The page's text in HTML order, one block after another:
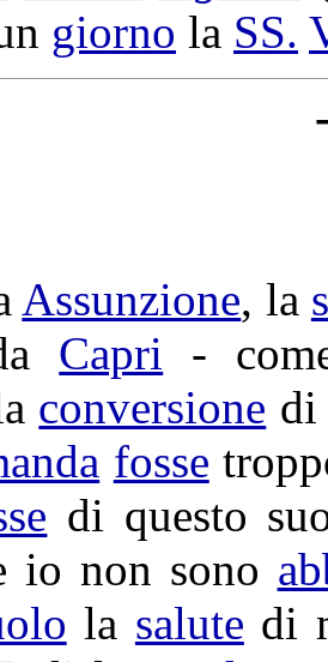
giorno la SS.
Assunzione, la
Capri -
conversione
fosse
di questo
io non sono
la salute di